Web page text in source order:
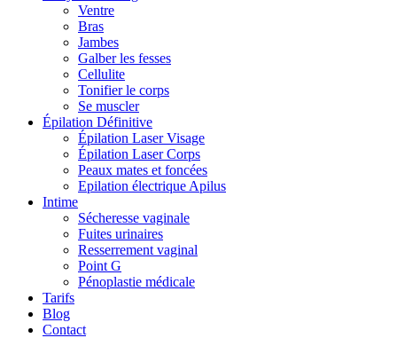
Ventre
Bras
Jambes
Galber les fesses
Cellulite
Tonifier le corps
Se muscler
Épilation Définitive
Épilation Laser Visage
Épilation Laser Corps
Peaux mates et foncées
Epilation électrique Apilus
Intime
Sécheresse vaginale
Fuites urinaires
Resserrement vaginal
Point G
Pénoplastie médicale
Tarifs
Blog
Contact